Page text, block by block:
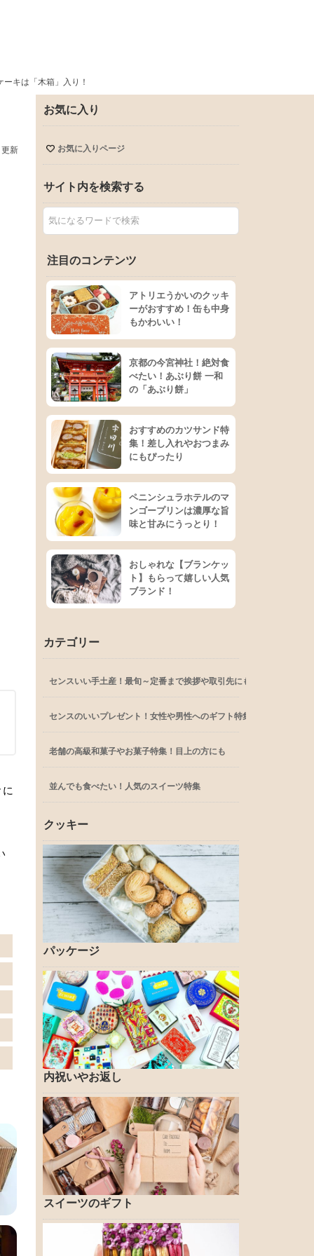
キは「木箱」入り！
新
お気に入り
お気に入りページ
サイト内を検索する
注目のコンテンツ
アトリエうかいのクッキ
ーがおすすめ！缶も中身
もかわいい！
京都の今宮神社！絶対食
べたい！あぶり餅 一和
の「あぶり餅」
おすすめのカツサンド特
集！差し入れやおつまみ
にもぴったり
ペニンシュラホテルのマ
ンゴープリンは濃厚な旨
味と甘みにうっとり！
おしゃれな【ブランケッ
ト】もらって嬉しい人気
ブランド！
カテゴリー
センスいい手土産！最旬～定番まで挨拶や取引先にも
センスのいいプレゼント！女性や男性へのギフト特集
老舗の高級和菓子やお菓子特集！目上の方にも
並んでも食べたい！人気のスイーツ特集
クッキー
パッケージ
内祝いやお返し
スイーツのギフト